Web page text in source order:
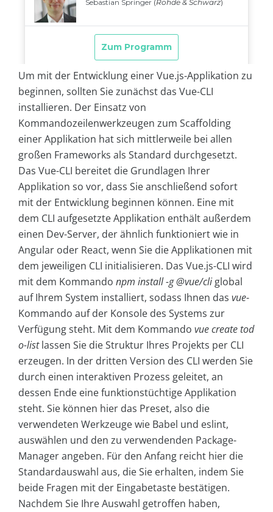
Um mit der Entwicklung einer Vue.js-Applikation zu
beginnen, sollten Sie zunächst das Vue-CLI
installieren. Der Einsatz von
Kommandozeilenwerkzeugen zum Scaffolding
einer Applikation hat sich mittlerweile bei allen
großen Frameworks als Standard durchgesetzt.
Das Vue-CLI bereitet die Grundlagen Ihrer
Applikation so vor, dass Sie anschließend sofort
mit der Entwicklung beginnen können. Eine mit
dem CLI aufgesetzte Applikation enthält außerdem
einen Dev-Server, der ähnlich funktioniert wie in
Angular oder React, wenn Sie die Applikationen mit
dem jeweiligen CLI initialisieren. Das Vue.js-CLI wird
mit dem Kommando npm install -g @vue/cli global
auf Ihrem System installiert, sodass Ihnen das vue-
Kommando auf der Konsole des Systems zur
Verfügung steht. Mit dem Kommando vue create tod
o-listlassen Sie die Struktur Ihres Projekts per CLI
erzeugen. In der dritten Version des CLI werden Sie
durch einen interaktiven Prozess geleitet, an
dessen Ende eine funktionstüchtige Applikation
steht. Sie können hier das Preset, also die
verwendeten Werkzeuge wie Babel und eslint,
auswählen und den zu verwendenden Package-
Manager angeben. Für den Anfang reicht hier die
Standardauswahl aus, die Sie erhalten, indem Sie
beide Fragen mit der Eingabetaste bestätigen.
Nachdem Sie Ihre Auswahl getroffen haben,